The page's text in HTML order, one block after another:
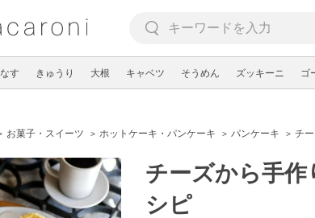
なす きゅうり 大根 キャベツ そうめん ズッキーニ ゴ
お菓子・スイーツ ホットケーキ・パンケーキ パンケーキ チ
チーズから手
シピ